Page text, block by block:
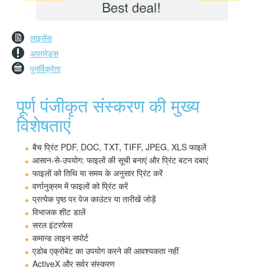
लाइसेंस
अपग्रेड्स
पुनर्विक्रेता
पूर्ण पंजीकृत संस्करण की मुख्य
विशेषताएं
बैच प्रिंट PDF, DOC, TXT, TIFF, JPEG, XLS फाइलें
आसान-से-उपयोग: फाइलों की सूची बनाएं और प्रिंट बटन दबाएं
फाइलों को तिथि या समय के अनुसार प्रिंट करें
वर्णानुक्रम में फाइलों को प्रिंट करें
प्रत्येक पृष्ठ पर पेज काउंटर या तारीखें जोड़ें
विभाजक शीट डालें
सरल इंटरफेस
कमान्ड लाइन सपोर्ट
एडोब एक्रोबेट का उपयोग करने की आवश्यकता नहीं
ActiveX और सर्वर संस्करण